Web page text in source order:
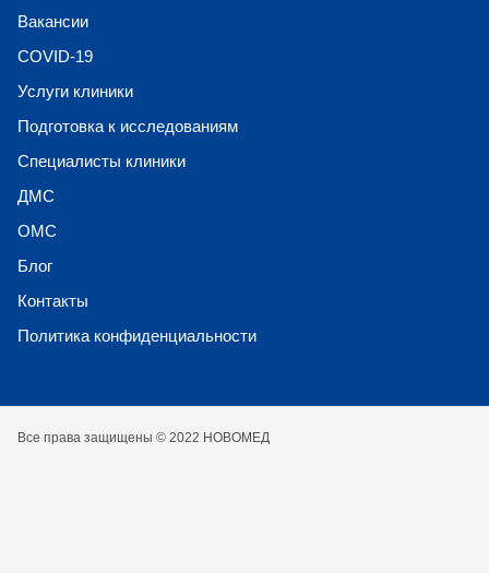
Вакансии
COVID-19
Услуги клиники
Подготовка к исследованиям
Специалисты клиники
ДМС
ОМС
Блог
Контакты
Политика конфиденциальности
Все права защищены © 2022 НОВОМЕД